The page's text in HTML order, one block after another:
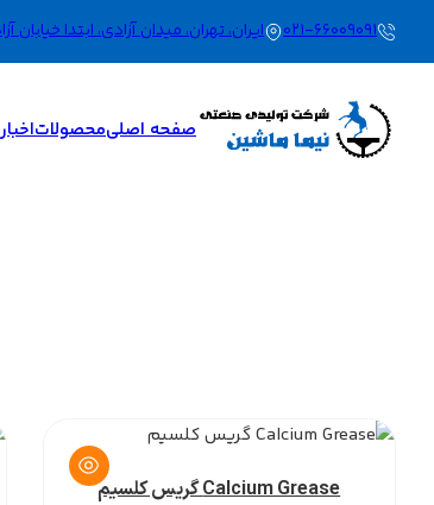
021-66009091 ایران، تهران، میدان آزادی، ابتدا خیابان
صفحه اصلیمحصولات
Calcium Grease گریس کلسیم